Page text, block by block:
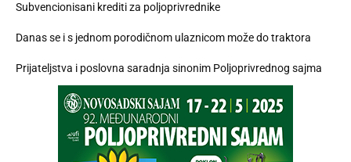
Subvencionisani krediti za poljoprivrednike
Danas se i s jednom porodičnom ulaznicom može do traktora
Prijateljstva i poslovna saradnja sinonim Poljoprivrednog sajma